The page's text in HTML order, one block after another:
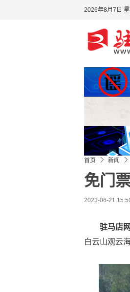
2026年8月7日
首页 新闻
免门
2023-06-21
驻马店
白云山观云